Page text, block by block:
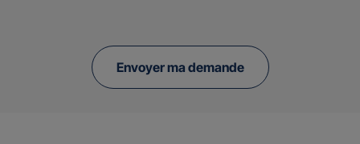
Envoyer ma demande